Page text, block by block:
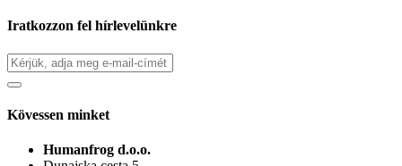
Iratkozzon fel hírlevelünkre
Kövessen minket
Humanfrog d.o.o.